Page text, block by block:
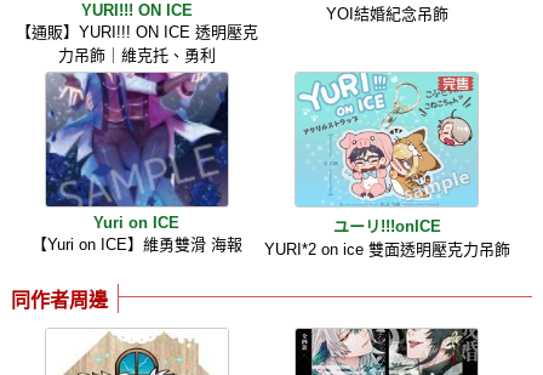
YURI!!! ON ICE
【通販】YURI!!! ON ICE 透明壓克
力吊飾｜維克托、勇利
YOI結婚紀念吊飾
Yuri on ICE
【Yuri on ICE】維勇雙滑 海報
ユーリ!!!onICE
YURI*2 on ice 雙面透明壓克力吊飾
同作者周邊